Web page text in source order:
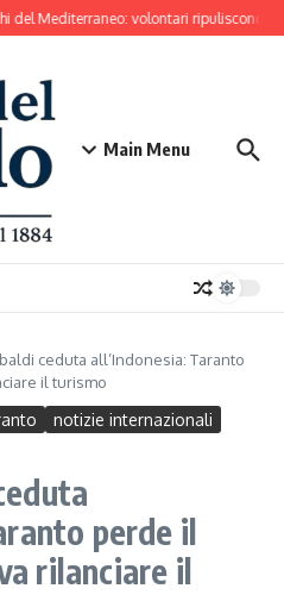
Mediterraneo: volontari ripuliscono
Main Menu
ceduta all’Indonesia: Taranto
il turismo
notizie internazionali
perde il
rilanciare il